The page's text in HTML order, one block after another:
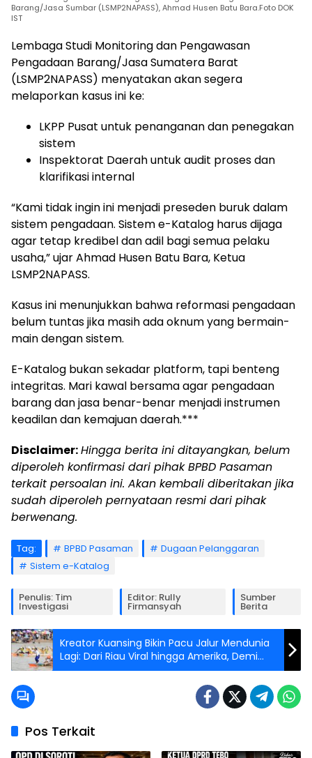
Barang/Jasa Sumbar (LSMP2NAPASS), Ahmad Husen Batu Bara.Foto DOK
IST
Lembaga Studi Monitoring dan Pengawasan
Pengadaan Barang/Jasa Sumatera Barat
(LSMP2NAPASS) menyatakan akan segera
melaporkan kasus ini ke:
LKPP Pusat untuk penanganan dan penegakan
sistem
Inspektorat Daerah untuk audit proses dan
klarifikasi internal
“Kami tidak ingin ini menjadi preseden buruk dalam
sistem pengadaan. Sistem e-Katalog harus dijaga
agar tetap kredibel dan adil bagi semua pelaku
usaha,” ujar Ahmad Husen Batu Bara, Ketua
LSMP2NAPASS.
Kasus ini menunjukkan bahwa reformasi pengadaan
belum tuntas jika masih ada oknum yang bermain-
main dengan sistem.
E-Katalog bukan sekadar platform, tapi benteng
integritas. Mari kawal bersama agar pengadaan
barang dan jasa benar-benar menjadi instrumen
keadilan dan kemajuan daerah.***
Disclaimer:Hingga berita ini ditayangkan, belum
diperoleh konfirmasi dari pihak BPBD Pasaman
terkait persoalan ini. Akan kembali diberitakan jika
sudah diperoleh pernyataan resmi dari pihak
berwenang.
Tag: BPBD Pasaman
Dugaan Pelanggaran
Sistem e-Katalog
Penulis: Tim
Investigasi
Editor: Rully
Firmansyah
Sumber
Berita
Kreator Kuansing Bikin Pacu Jalur Mendunia
Lagi: Dari Riau Viral hingga Amerika, Demi
Warisan Budaya!
Pos Terkait